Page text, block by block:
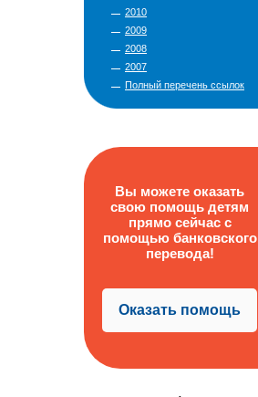
2010
2009
2008
2007
Полный перечень ссылок
Вы можете оказать
свою помощь детям
прямо сейчас с
помощью банковского
перевода!
Оказать помощь